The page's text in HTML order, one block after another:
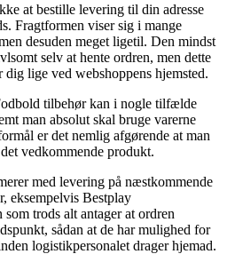
at bestille levering til din adresse
Fragtformen viser sig i mange
desuden meget ligetil. Den mindst
selv at hente ordren, men dette
lige ved webshoppens hjemsted.
tilbehør kan i nogle tilfælde
man absolut skal bruge varerne
er det nemlig afgørende at man
vedkommende produkt.
med levering på næstkommende
eksempelvis Bestplay
trods alt antager at ordren
sådan at de har mulighed for
logistikpersonalet drager hjemad.